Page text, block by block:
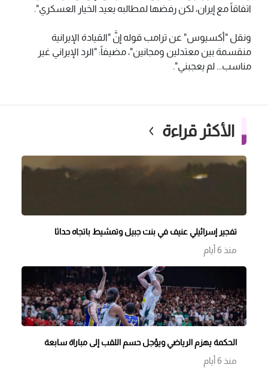
اتفاقاً مع إيران، لكن رفضها لمطالبه يعيد الخيار العسكري".
ونقل "أكسيوس" عن ترامب قوله إنَّ "القيادة الإيرانية
منقسمة بين معتدلين ومجانين"، مضيفاً: "الرد الإيراني غير
مناسب... لم يعجبني".
الأكثر قراءة
تفجير إسرائيلي عنيف في بنت جبيل وتمشيط باتجاه حداثا
منذ 6 أيام
الحكمة يهزم الرياضي ويؤجل حسم اللقب إلى مباراة سابعة
منذ 6 أيام